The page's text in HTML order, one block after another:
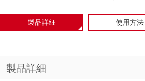
製品詳細 使用方法
製品詳細